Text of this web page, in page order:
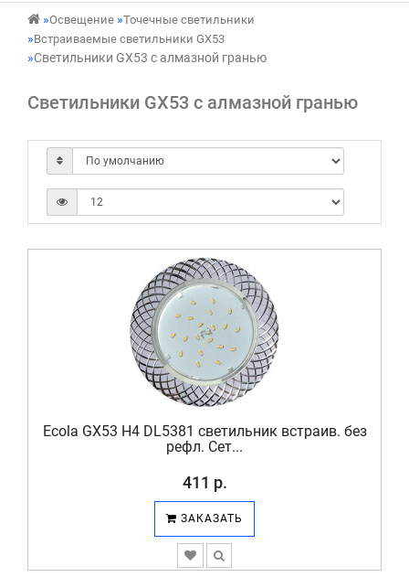
Освещение
Точечные светильники
Встраиваемые светильники GX53
Светильники GX53 с алмазной гранью
Светильники GX53 с алмазной гранью
Ecola GX53 H4 DL5381 светильник встраив. без
рефл. Сет...
411 р.
ЗАКАЗАТЬ